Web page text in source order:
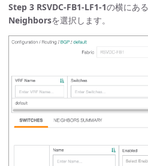
Step 3 RSVDC-FB1-LF1-1の横にある
Neighborsを選択します。